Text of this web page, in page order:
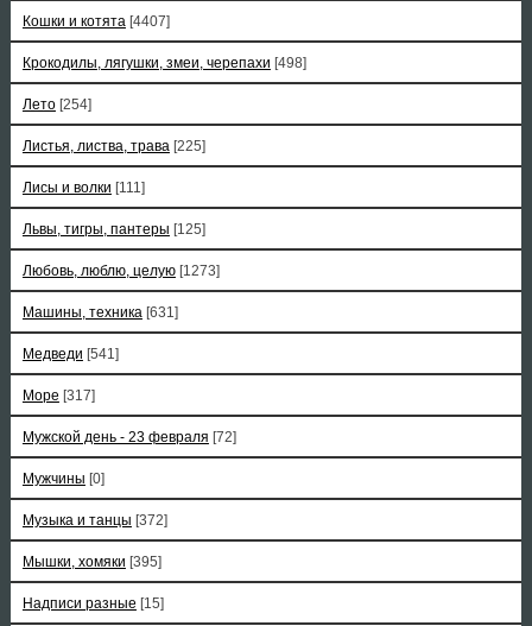
Кошки и котята [4407]
Крокодилы, лягушки, змеи, черепахи [498]
Лето [254]
Листья, листва, трава [225]
Лисы и волки [111]
Львы, тигры, пантеры [125]
Любовь, люблю, целую [1273]
Машины, техника [631]
Медведи [541]
Море [317]
Мужской день - 23 февраля [72]
Мужчины [0]
Музыка и танцы [372]
Мышки, хомяки [395]
Надписи разные [15]